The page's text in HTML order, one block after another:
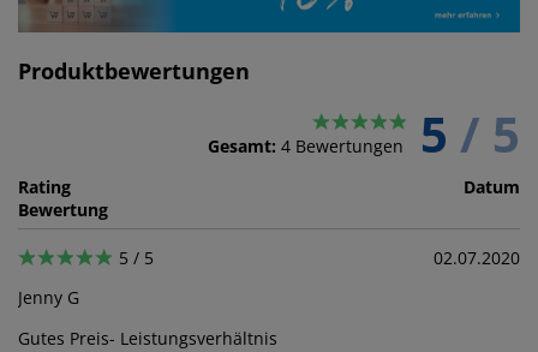
Produktbewertungen
Gesamt: 4 Bewertungen 5 / 5
Rating
Bewertung
Datum
5 / 5
Jenny G
Gutes Preis- Leistungsverhältnis
02.07.2020